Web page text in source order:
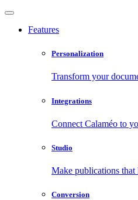
Features
Personalization
Transform your
Integrations
Connect Calaméo to
Studio
Make publications
Conversion